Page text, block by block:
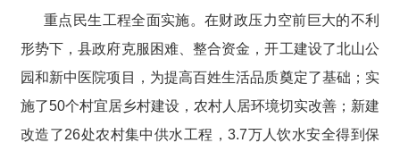
重点民生工程全面实施。在财政压力空前巨大的不利
形势下，县政府克服困难、整合资金，开工建设了北山公
园和新中医院项目，为提高百姓生活品质奠定了基础；实
施了50个村宜居乡村建设，农村人居环境切实改善；新建
改造了26处农村集中供水工程，3.7万人饮水安全得到保